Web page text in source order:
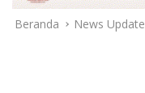
Beranda News Update